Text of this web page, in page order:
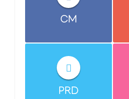
CM
PRD